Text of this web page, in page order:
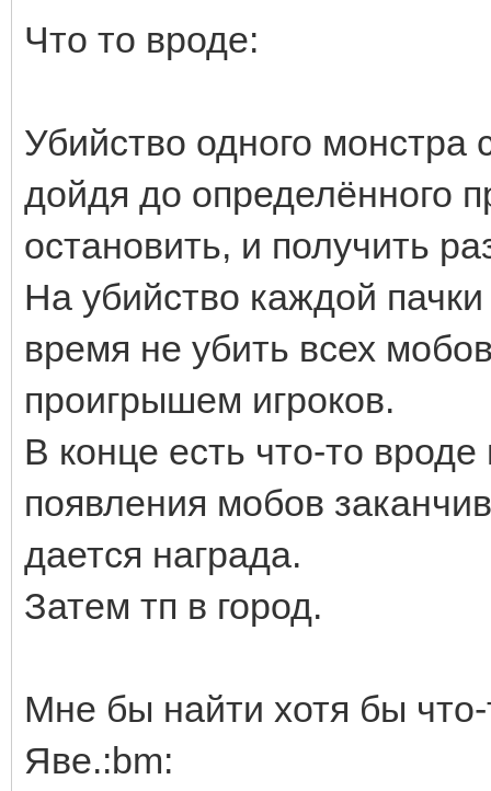
Что то вроде:
Убийство одного монстра
дойдя до определённого
остановить, и получить
На убийство каждой
время не убить всех
проигрышем игроков.
В конце есть что-то
появления мобов
дается награда.
Затем тп в город.
Мне бы найти хотя бы
Яве.:bm: